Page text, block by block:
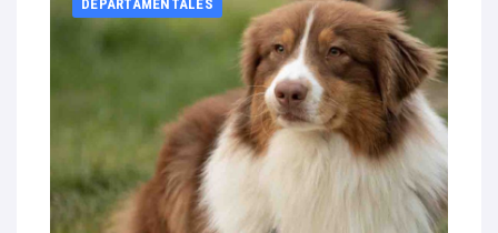
DEPARTAMENTALES